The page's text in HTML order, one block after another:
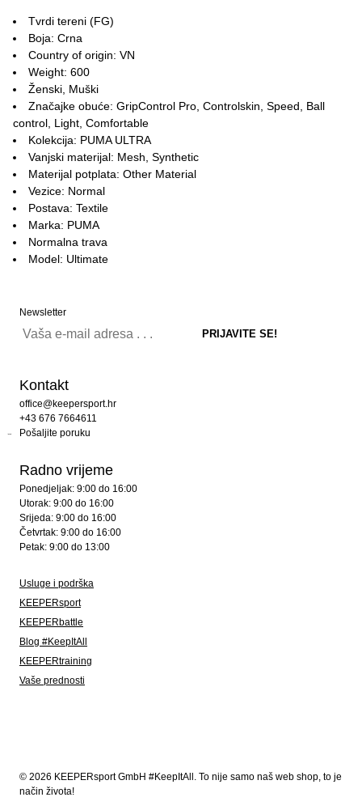
Tvrdi tereni (FG)
Boja: Crna
Country of origin: VN
Weight: 600
Ženski, Muški
Značajke obuće: GripControl Pro, Controlskin, Speed, Ball
control, Light, Comfortable
Kolekcija: PUMA ULTRA
Vanjski materijal: Mesh, Synthetic
Materijal potplata: Other Material
Vezice: Normal
Postava: Textile
Marka: PUMA
Normalna trava
Model: Ultimate
Newsletter
Kontakt
office@keepersport.hr
+43 676 7664611
Pošaljite poruku
Radno vrijeme
Ponedjeljak: 9:00 do 16:00
Utorak: 9:00 do 16:00
Srijeda: 9:00 do 16:00
Četvrtak: 9:00 do 16:00
Petak: 9:00 do 13:00
Usluge i podrška
KEEPERsport
KEEPERbattle
Blog #KeepItAll
KEEPERtraining
Vaše prednosti
© 2026 KEEPERsport GmbH #KeepItAll. To nije samo naš web shop, to je
način života!